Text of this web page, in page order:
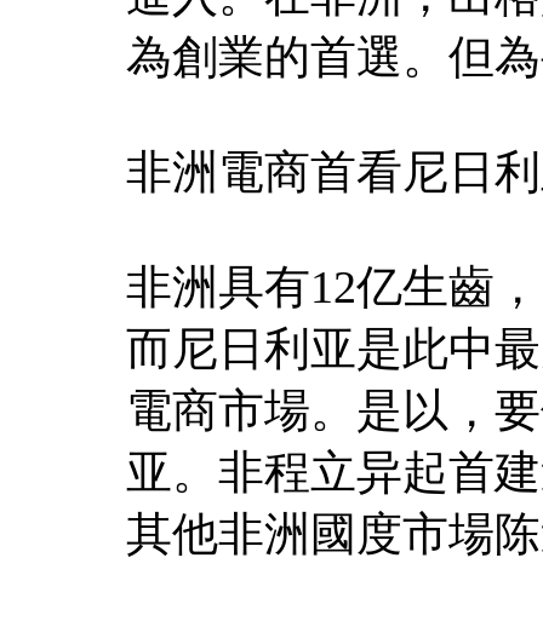
為創業的首選。但
非洲電商首看尼日
非洲具有12亿生齒
而尼日利亚是此中
電商市場。是以，
亚。非程立异起首
其他非洲國度市場